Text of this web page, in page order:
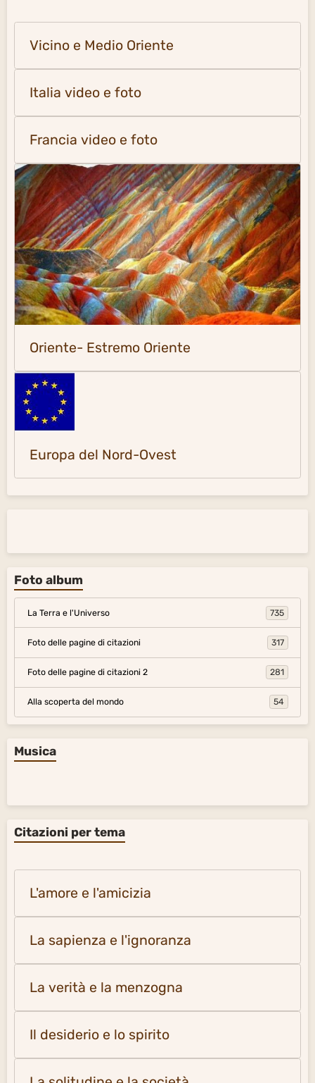
Vicino e Medio Oriente
Italia video e foto
Francia video e foto
Oriente- Estremo Oriente
Europa del Nord-Ovest
Foto album
La Terra e l'Universo 735
Foto delle pagine di citazioni 317
Foto delle pagine di citazioni 2 281
Alla scoperta del mondo 54
Musica
Citazioni per tema
L'amore e l'amicizia
La sapienza e l'ignoranza
La verità e la menzogna
Il desiderio e lo spirito